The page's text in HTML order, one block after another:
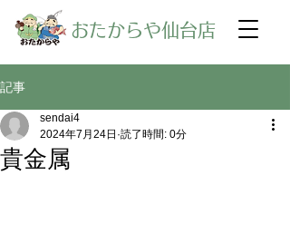
​おたからや仙台店
記事
貴金属
sendai4
2024年7月24日 読了時間: 0分